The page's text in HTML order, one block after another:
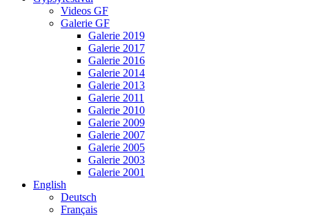
Videos GF
Galerie GF
Galerie 2019
Galerie 2017
Galerie 2016
Galerie 2014
Galerie 2013
Galerie 2011
Galerie 2010
Galerie 2009
Galerie 2007
Galerie 2005
Galerie 2003
Galerie 2001
English
Deutsch
Français